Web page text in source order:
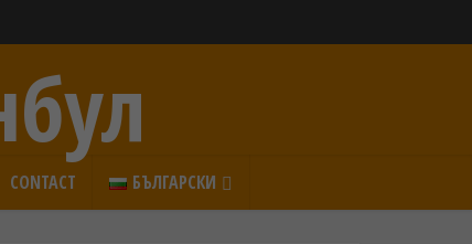
CONTACT БЪЛГАРСКИ